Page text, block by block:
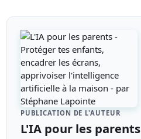
PUBLICATION DE L'AUTEUR
L'IA pour les parents